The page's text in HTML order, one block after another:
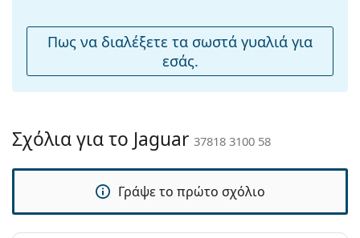
άρθρωση:
Όχι
Αξεσουάρ
Πανί
καθαρισμού:
Όχι
Τύπος:
Ανδρικά
Πως να διαλέξετε τα σωστά γυαλιά για
εσάς.
Σχόλια για το Jaguar 37818 3100 58
Γράψε το πρώτο σχόλιο